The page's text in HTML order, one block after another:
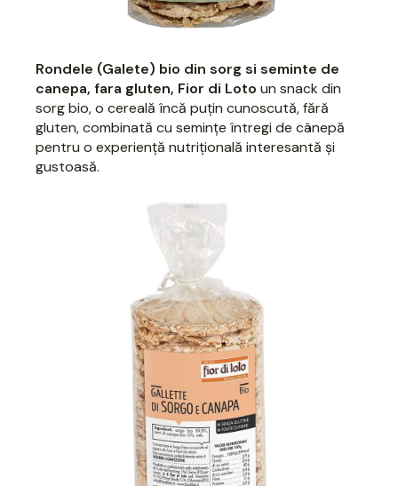
Rondele (Galete) bio din sorg si seminte de
canepa, fara gluten, Fior di Loto un snack din
sorg bio, o cereală încă puțin cunoscută, fără
gluten, combinată cu semințe întregi de cânepă
pentru o experiență nutrițională interesantă și
gustoasă.